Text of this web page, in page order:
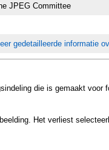
JPEG Committee
gedetailleerde informatie
die is gemaakt
Het verliest